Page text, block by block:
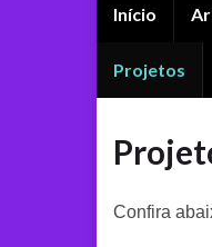
Início
Projetos
Confira